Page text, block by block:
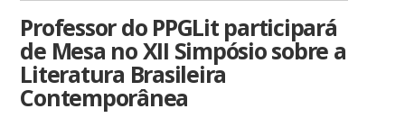
Professor do PPGLit participará
de Mesa no XII Simpósio sobre a
Literatura Brasileira
Contemporânea